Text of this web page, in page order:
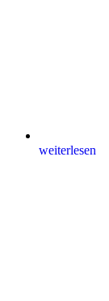
weiterlesen